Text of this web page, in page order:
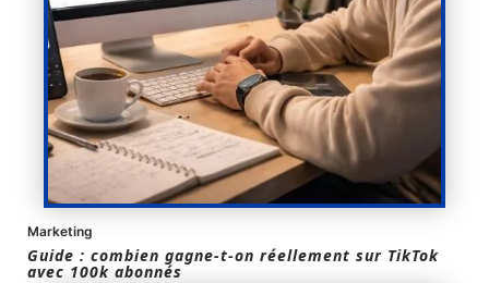
Marketing
Guide : combien gagne-t-on réellement sur TikTok
avec 100k abonnés